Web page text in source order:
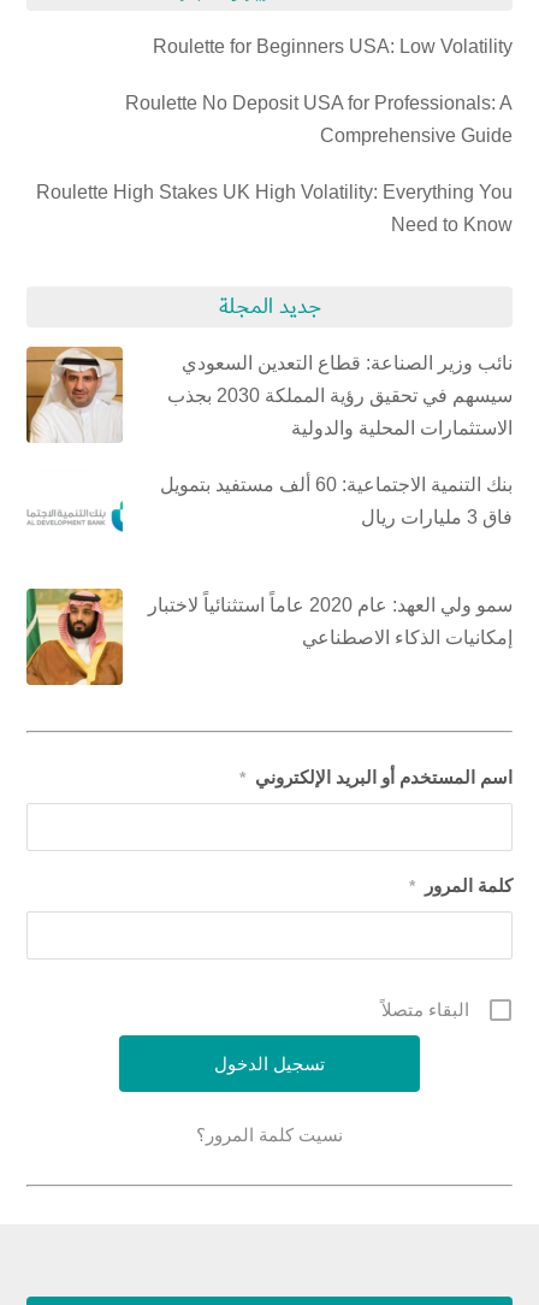
Roulette for Beginners USA: Low Volatility
Roulette No Deposit USA for Professionals: A
Comprehensive Guide
Roulette High Stakes UK High Volatility: Everything You
Need to Know
جديد المجلة
نائب وزير الصناعة: قطاع التعدين السعودي
سيسهم في تحقيق رؤية المملكة 2030 بجذب
الاستثمارات المحلية والدولية
بنك التنمية الاجتماعية: 60 ألف مستفيد بتمويل
فاق 3 مليارات ريال
سمو ولي العهد: عام 2020 عاماً استثنائياً لاختبار
إمكانيات الذكاء الاصطناعي
اسم المستخدم أو البريد الإلكتروني *
كلمة المرور *
البقاء متصلاً
نسيت كلمة المرور؟